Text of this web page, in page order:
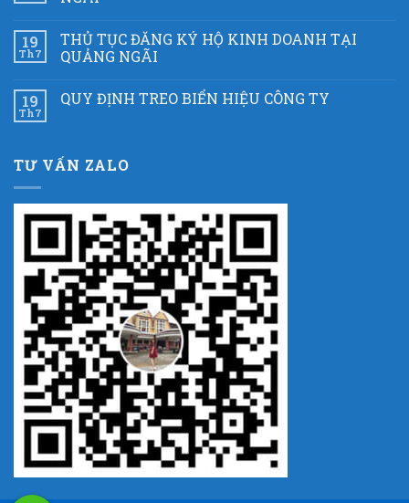
19
Th7
THỦ TỤC ĐĂNG KÝ HỘ KINH DOANH TẠI
QUẢNG NGÃI
19
Th7
QUY ĐỊNH TREO BIỂN HIỆU CÔNG TY
TƯ VẤN ZALO